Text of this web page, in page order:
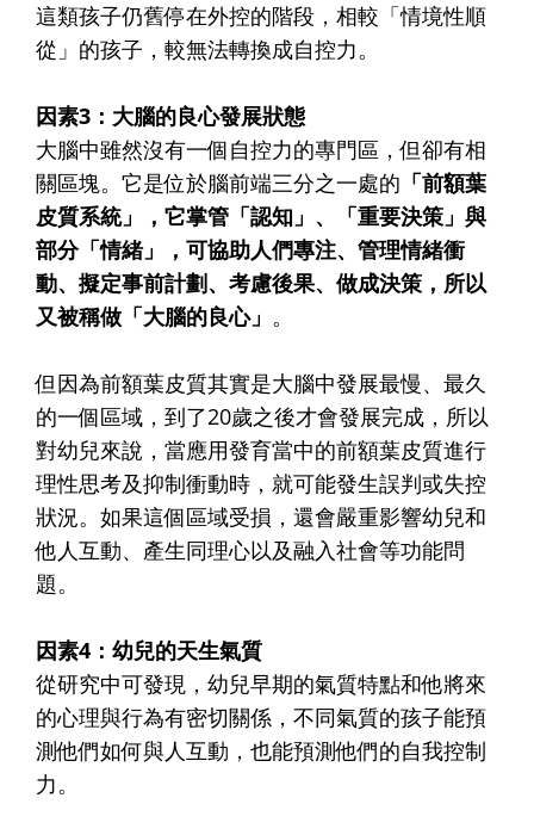
這類孩子仍舊停在外控的階段，相較「情境性順
從」的孩子，較無法轉換成自控力。
因素3：大腦的良心發展狀態
大腦中雖然沒有一個自控力的專門區，但卻有相
關區塊。它是位於腦前端三分之一處的 「前額葉
皮質系統」，它掌管「認知」、「重要決策」與
部分「情緒」，可協助人們專注、管理情緒衝
動、擬定事前計劃、考慮後果、做成決策，所以
又被稱做「大腦的良心」 。
但因為前額葉皮質其實是大腦中發展最慢、最久
的一個區域，到了20歲之後才會發展完成，所以
對幼兒來說，當應用發育當中的前額葉皮質進行
理性思考及抑制衝動時，就可能發生誤判或失控
狀況。如果這個區域受損，還會嚴重影響幼兒和
他人互動、產生同理心以及融入社會等功能問
題。
因素4：幼兒的天生氣質
從研究中可發現，幼兒早期的氣質特點和他將來
的心理與行為有密切關係，不同氣質的孩子能預
測他們如何與人互動，也能預測他們的自我控制
力。